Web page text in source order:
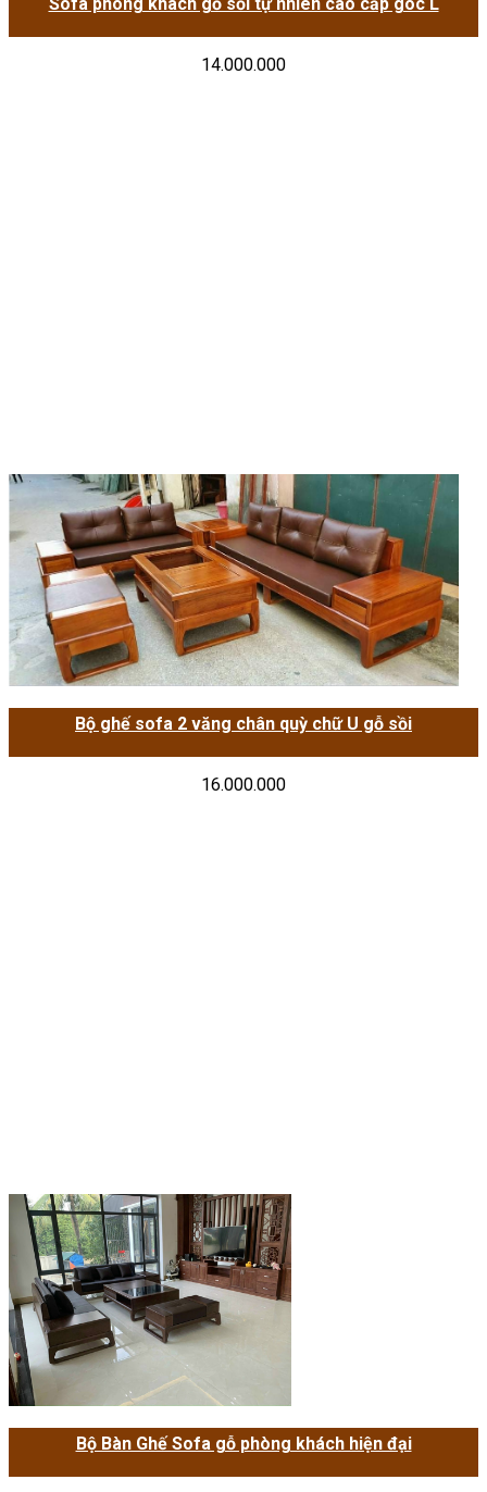
14.000.000
Bộ ghế sofa 2 văng chân quỳ chữ U gỗ sồi
16.000.000
Bộ Bàn Ghế Sofa gỗ phòng khách hiện đại